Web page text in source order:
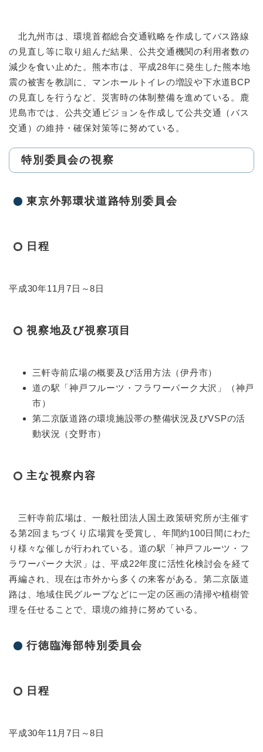
北九州市は、環境首都総合交通戦略を作成してバス路線
の見直し等に取り組んだ結果、公共交通機関の利用者数の
減少を食い止めた。熊本市は、平成28年に発生した熊本地
震の被害を教訓に、マンホールトイレの増設や下水道BCP
の見直しを行うなど、災害時の体制整備を進めている。鹿
児島市では、公共交通ビジョンを作成して公共交通（バス
交通）の維持・確保対策等に努めている。
特別委員会の視察
東京外郭環状道路特別委員会
日程
平成30年11月7日～8日
視察地及び視察項目
三軒寺前広場の概要及び活用方法（伊丹市）
道の駅「神戸フルーツ・フラワーパーク大沢」（神戸
市）
第二京阪道路の環境施設帯の整備状況及びVSPの活
動状況（交野市）
主な視察内容
三軒寺前広場は、一般社団法人国土政策研究所が主催す
る第2回まちづくり広場賞を受賞し、年間約100日間にわた
り様々な催しが行われている。道の駅「神戸フルーツ・フ
ラワーパーク大沢」は、平成22年度に活性化検討会を経て
再編され、現在は市外から多くの来客がある。第二京阪道
路は、地域住民グループなどに一定の区画の清掃や植樹管
理を任せることで、環境の維持に努めている。
行徳臨海部特別委員会
日程
平成30年11月7日～8日